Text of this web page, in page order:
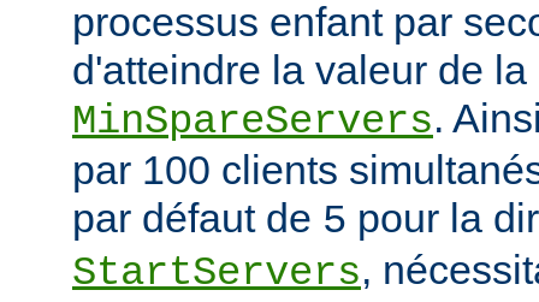
processus enfant par
d'atteindre la valeur de
MinSpareServers.
par 100 clients
par défaut de 5 pour la
StartServers,